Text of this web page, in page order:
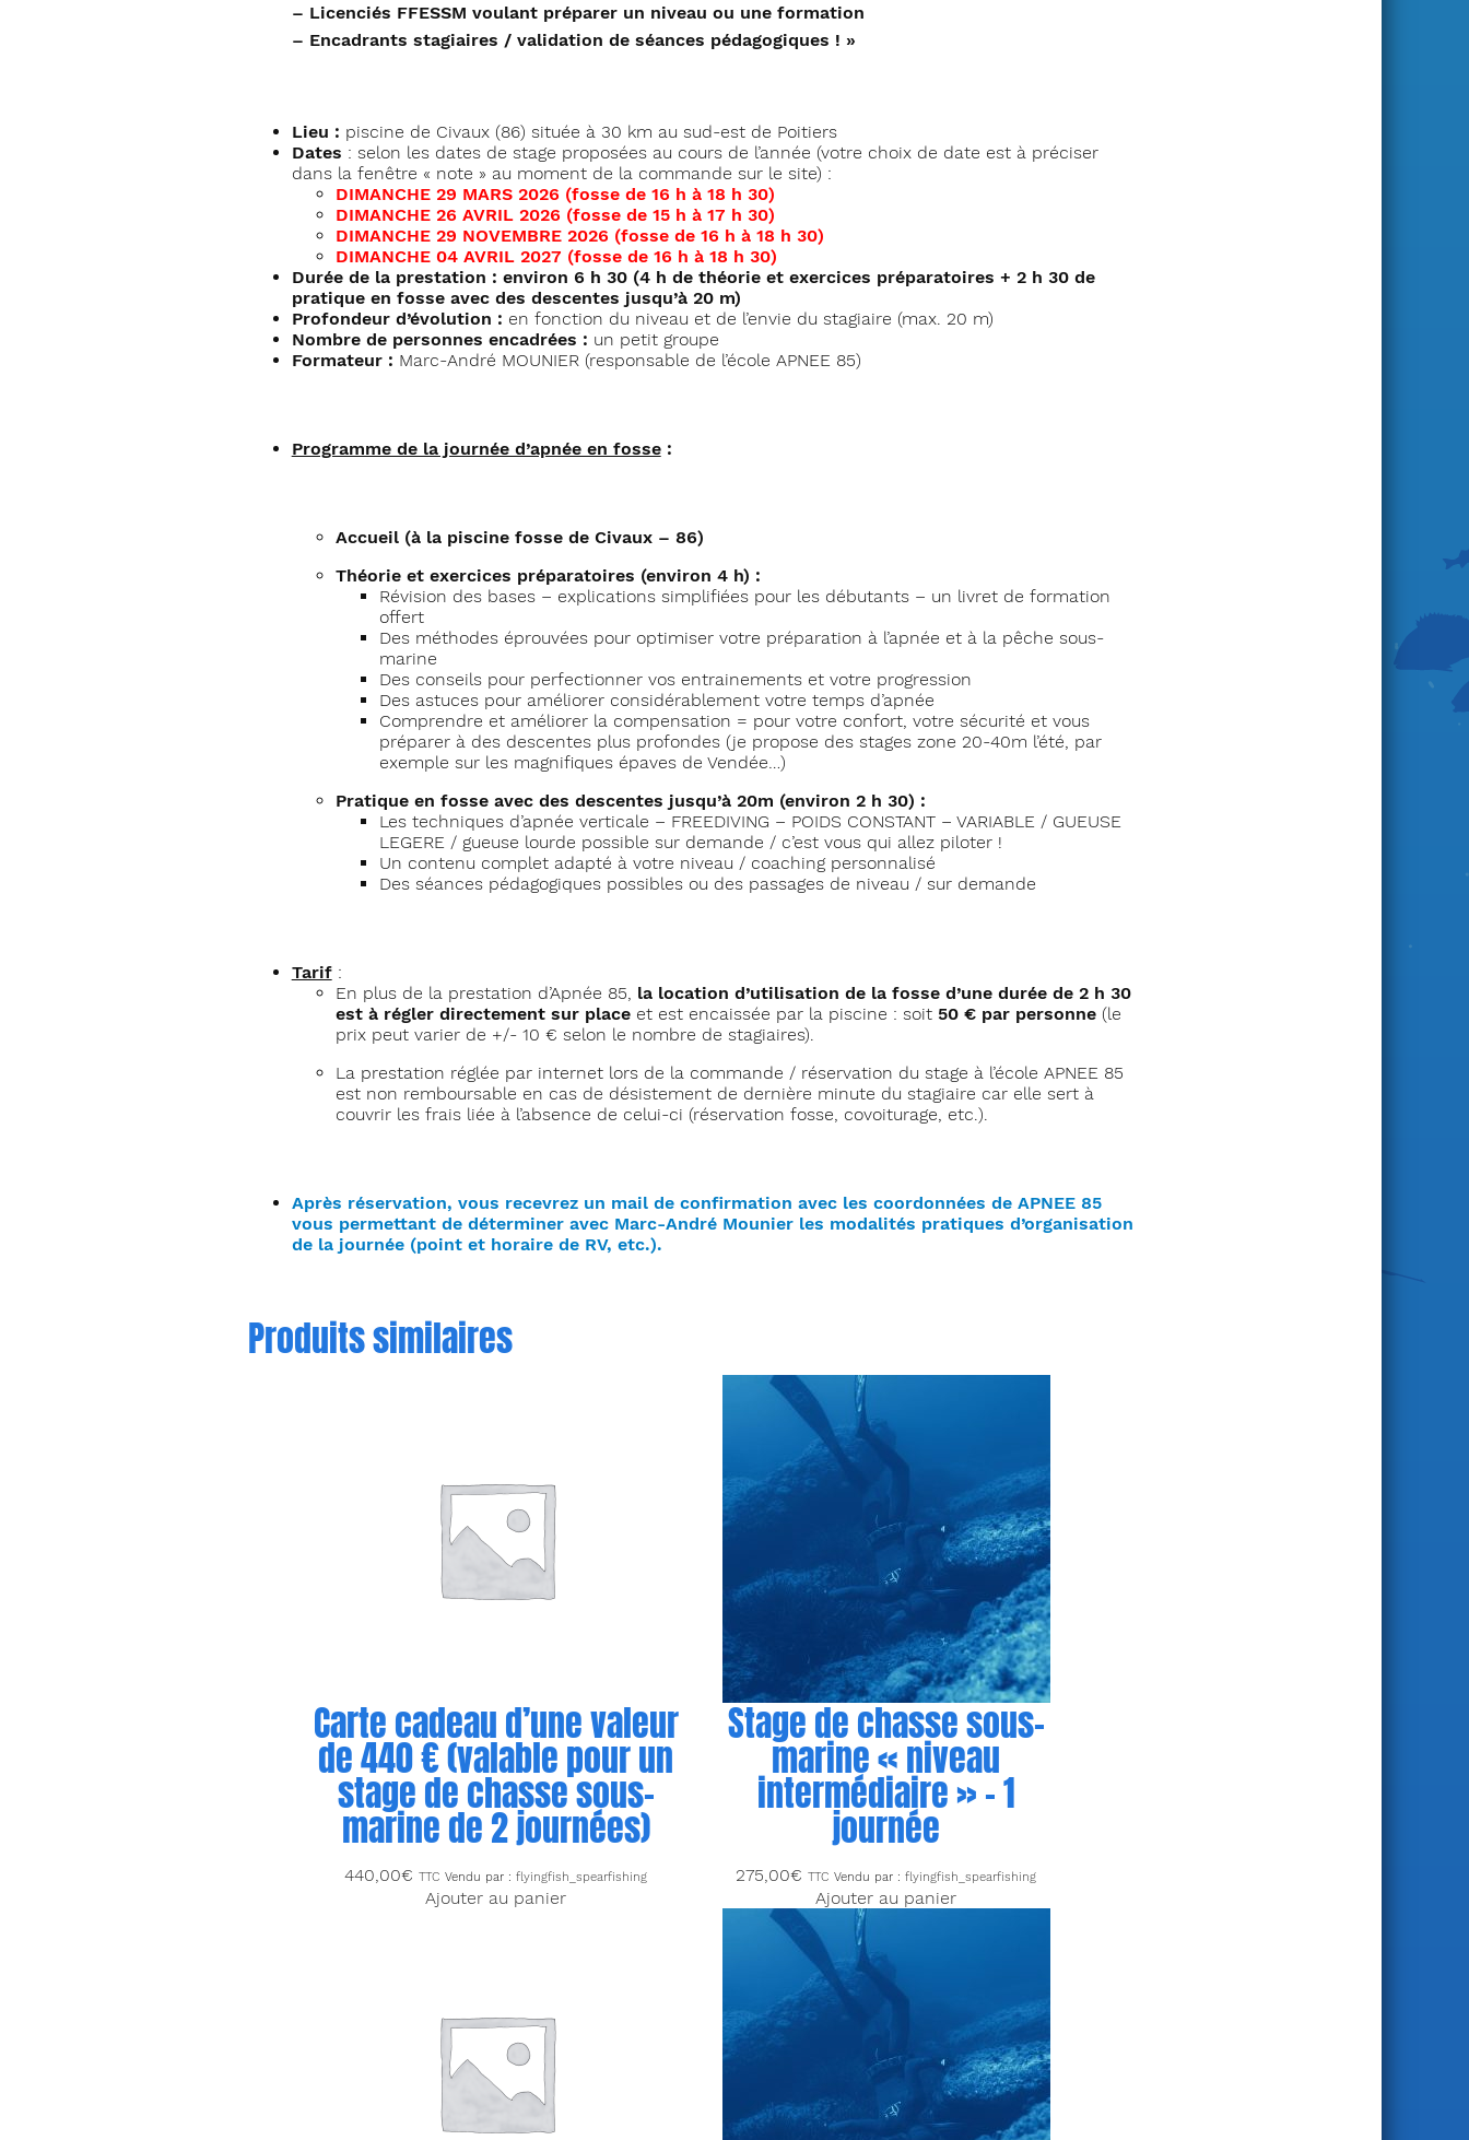
– Licenciés FFESSM voulant préparer un niveau ou une formation
– Encadrants stagiaires / validation de séances pédagogiques ! »
Lieu : piscine de Civaux (86) située à 30 km au sud-est de Poitiers
Dates : selon les dates de stage proposées au cours de l’année (votre choix de date est à préciser
dans la fenêtre « note » au moment de la commande sur le site) :
DIMANCHE 29 MARS 2026 (fosse de 16 h à 18 h 30)
DIMANCHE 26 AVRIL 2026 (fosse de 15 h à 17 h 30)
DIMANCHE 29 NOVEMBRE 2026 (fosse de 16 h à 18 h 30)
DIMANCHE 04 AVRIL 2027 (fosse de 16 h à 18 h 30)
Durée de la prestation : environ 6 h 30 (4 h de théorie et exercices préparatoires + 2 h 30 de
pratique en fosse avec des descentes jusqu’à 20 m)
Profondeur d’évolution : en fonction du niveau et de l’envie du stagiaire (max. 20 m)
Nombre de personnes encadrées : un petit groupe
Formateur : Marc-André MOUNIER (responsable de l’école APNEE 85)
Programme de la journée d’apnée en fosse:
Accueil (à la piscine fosse de Civaux – 86)
Théorie et exercices préparatoires (environ 4 h) :
Révision des bases – explications simplifiées pour les débutants – un livret de formation
offert
Des méthodes éprouvées pour optimiser votre préparation à l’apnée et à la pêche sous-
marine
Des conseils pour perfectionner vos entrainements et votre progression
Des astuces pour améliorer considérablement votre temps d’apnée
Comprendre et améliorer la compensation = pour votre confort, votre sécurité et vous
préparer à des descentes plus profondes (je propose des stages zone 20-40m l’été, par
exemple sur les magnifiques épaves de Vendée…)
Pratique en fosse avec des descentes jusqu’à 20m (environ 2 h 30) :
Les techniques d’apnée verticale – FREEDIVING – POIDS CONSTANT – VARIABLE / GUEUSE
LEGERE / gueuse lourde possible sur demande / c’est vous qui allez piloter !
Un contenu complet adapté à votre niveau / coaching personnalisé
Des séances pédagogiques possibles ou des passages de niveau / sur demande
Tarif:
En plus de la prestation d’Apnée 85, la location d’utilisation de la fosse d’une durée de 2 h 30
est à régler directement sur placeet est encaissée par la piscine : soit 50 € par personne(le
prix peut varier de +/- 10 € selon le nombre de stagiaires).
La prestation réglée par internet lors de la commande / réservation du stage à l’école APNEE 85
est non remboursable en cas de désistement de dernière minute du stagiaire car elle sert à
couvrir les frais liée à l’absence de celui-ci (réservation fosse, covoiturage, etc.).
Après réservation, vous recevrez un mail de confirmation avec les coordonnées de APNEE 85
vous permettant de déterminer avec Marc-André Mounier les modalités pratiques d’organisation
de la journée (point et horaire de RV, etc.).
Produits similaires
Carte cadeau d’une valeur
de 440 € (valable pour un
stage de chasse sous-
marine de 2 journées)
440,00€ TTC Vendu par : flyingfish_spearfishing
Ajouter au panier
Stage de chasse sous-
marine « niveau
intermédiaire » – 1
journée
275,00€ TTC Vendu par : flyingfish_spearfishing
Ajouter au panier